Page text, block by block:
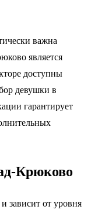
важна
является
доступны
девушки в
гарантирует
Крюково
зависит от уровня